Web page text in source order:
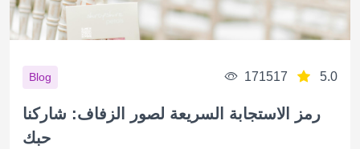
Blog 171517 5.0
رمز الاستجابة السريعة لصور الزفاف: شاركنا
حبك